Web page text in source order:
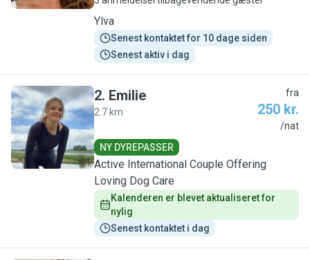
Ylva
Senest kontaktet for 10 dage siden
Senest aktiv i dag
E
2. Emilie
2.7 km
fra
250 kr.
/nat
NY DYREPASSER
Active International Couple Offering
Loving Dog Care
Kalenderen er blevet aktualiseret for
nylig
Senest kontaktet i dag